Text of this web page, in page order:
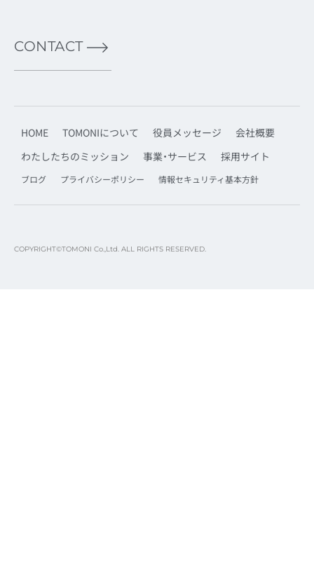
CONTACT
HOME TOMONIについて 役員メッセージ
会社概要
わたしたちのミッション
事業・サービス 採用サイト
ブログ プライバシーポリシー 情報セキュリティ基本方針
COPYRIGHT©TOMONI Co.,Ltd. ALL RIGHTS RESERVED.